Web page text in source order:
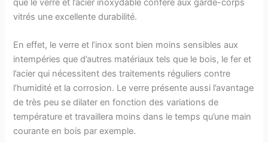
que le verre et l’acier inoxydable confère aux garde-corps
vitrés une excellente durabilité.
En effet, le verre et l’inox sont bien moins sensibles aux
intempéries que d’autres matériaux tels que le bois, le fer et
l’acier qui nécessitent des traitements réguliers contre
l’humidité et la corrosion. Le verre présente aussi l’avantage
de très peu se dilater en fonction des variations de
température et travaillera moins dans le temps qu’une main
courante en bois par exemple.